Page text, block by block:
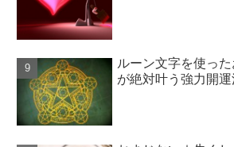
ルーン文字を使っ
が絶対叶う強力開運